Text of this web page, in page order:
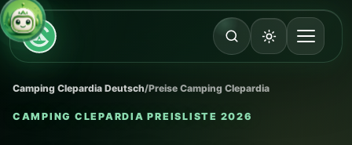
Camping Clepardia Deutsch/Preise Camping Clepardia
CAMPING CLEPARDIA PREISLISTE 2026